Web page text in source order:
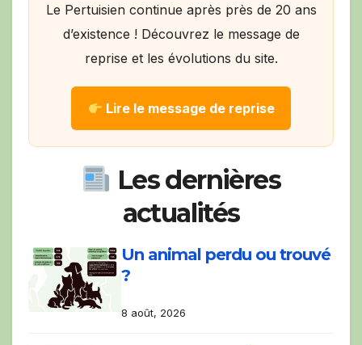
Le Pertuisien continue après près de 20 ans
d’existence ! Découvrez le message de
reprise et les évolutions du site.
Lire le message de reprise
Les dernières
actualités
Un animal perdu ou trouvé
?
8 août, 2026